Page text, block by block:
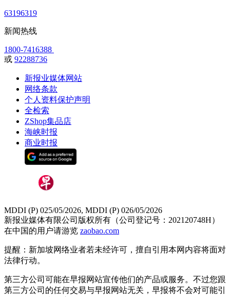
63196319
新闻热线
1800-7416388
或 92288736
新报业媒体网站
网络条款
个人资料保护声明
全检索
ZShop集品店
海峡时报
商业时报
MDDI (P) 025/05/2026, MDDI (P) 026/05/2026
新报业媒体有限公司版权所有（公司登记号：202120748H）
在中国的用户请游览 zaobao.com
提醒：新加坡网络业者若未经许可，擅自引用本网内容将面对
法律行动。
第三方公司可能在早报网站宣传他们的产品或服务。不过您跟
第三方公司的任何交易与早报网站无关，早报将不会对可能引